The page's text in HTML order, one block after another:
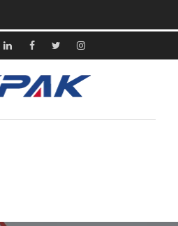
LinkedinFacebook
TwitterInstagram